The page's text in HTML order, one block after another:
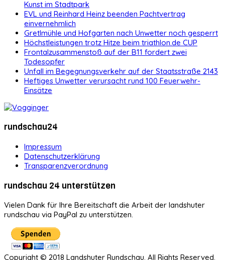
Kunst im Stadtpark
EVL und Reinhard Heinz beenden Pachtvertrag
einvernehmlich
Gretlmühle und Hofgarten nach Unwetter noch gesperrt
Höchstleistungen trotz Hitze beim triathlon.de CUP
Frontalzusammenstoß auf der B11 fordert zwei
Todesopfer
Unfall im Begegnungsverkehr auf der Staatsstraße 2143
Heftiges Unwetter verursacht rund 100 Feuerwehr-
Einsätze
rundschau24
Impressum
Datenschutzerklärung
Transparenzverordnung
rundschau 24 unterstützen
Vielen Dank für Ihre Bereitschaft die Arbeit der landshuter
rundschau via PayPal zu unterstützen.
Copyright © 2018 Landshuter Rundschau. All Rights Reserved.